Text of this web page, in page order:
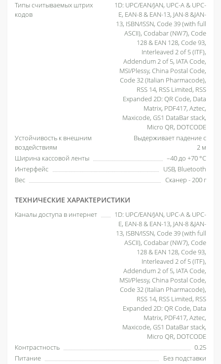
Типы считываемых штрих
кодов
1D: UPC/EAN/JAN, UPC-A & UPC-
E, EAN-8 & EAN-13, JAN-8 &JAN-
13, ISBN/ISSN, Code 39 (with full
ASCII), Codabar (NW7), Code
128 & EAN 128, Code 93,
Interleaved 2 of 5 (ITF),
Addendum 2 of 5, IATA Code,
MSI/Plessy, China Postal Code,
Code 32 (Italian Pharmacode),
RSS 14, RSS Limited, RSS
Expanded 2D: QR Code, Data
Matrix, PDF417, Aztec,
Maxicode, GS1 DataBar stack,
Micro QR, DOTCODE
Устойчивость к внешним
воздействиям
Выдерживает падение с
2 м
Ширина кассовой ленты
–40 до +70 °С
Интерфейс
USB, Bluetooth
Вес
Сканер - 200 г
ТЕХНИЧЕСКИЕ ХАРАКТЕРИСТИКИ
Каналы доступа в интернет
1D: UPC/EAN/JAN, UPC-A & UPC-
E, EAN-8 & EAN-13, JAN-8 &JAN-
13, ISBN/ISSN, Code 39 (with full
ASCII), Codabar (NW7), Code
128 & EAN 128, Code 93,
Interleaved 2 of 5 (ITF),
Addendum 2 of 5, IATA Code,
MSI/Plessy, China Postal Code,
Code 32 (Italian Pharmacode),
RSS 14, RSS Limited, RSS
Expanded 2D: QR Code, Data
Matrix, PDF417, Aztec,
Maxicode, GS1 DataBar stack,
Micro QR, DOTCODE
Контрастность
0.25
Питание
Без подставки